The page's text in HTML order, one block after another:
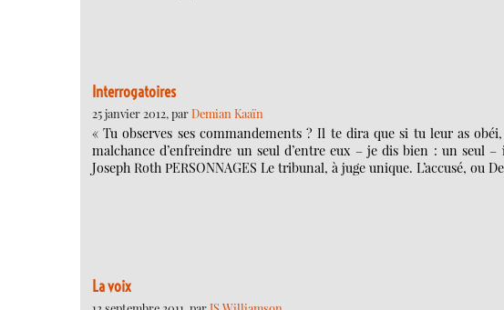
Interrogatoires
25 janvier 2012, parDemian Kaaïn
« Tu observes ses commandements ? Il te dira que si tu leur as
malchance d’enfreindre un seul d’entre eux – je dis bien : un seul
Joseph Roth PERSONNAGES Le tribunal, à juge unique. L’accusé,
La voix